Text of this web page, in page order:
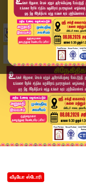
வீடியோ ஸ்டோரி